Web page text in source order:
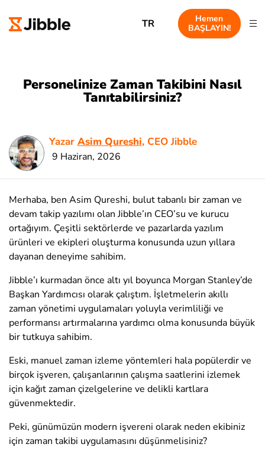
TR
Hemen
BAŞLAYIN!
Personelinize Zaman Takibini Nasıl
Tanıtabilirsiniz?
Yazar Asim Qureshi, CEO Jibble
9 Haziran, 2026
Merhaba, ben Asim Qureshi, bulut tabanlı bir zaman ve
devam takip yazılımı olan Jibble’ın CEO’su ve kurucu
ortağıyım. Çeşitli sektörlerde ve pazarlarda yazılım
ürünleri ve ekipleri oluşturma konusunda uzun yıllara
dayanan deneyime sahibim.
Jibble’ı kurmadan önce altı yıl boyunca Morgan Stanley’de
Başkan Yardımcısı olarak çalıştım. İşletmelerin akıllı
zaman yönetimi uygulamaları yoluyla verimliliği ve
performansı artırmalarına yardımcı olma konusunda büyük
bir tutkuya sahibim.
Eski, manuel zaman izleme yöntemleri hala popülerdir ve
birçok işveren, çalışanlarının çalışma saatlerini izlemek
için kağıt zaman çizelgelerine ve delikli kartlara
güvenmektedir.
Peki, günümüzün modern işvereni olarak neden ekibiniz
için zaman takibi uygulamasını düşünmelisiniz?